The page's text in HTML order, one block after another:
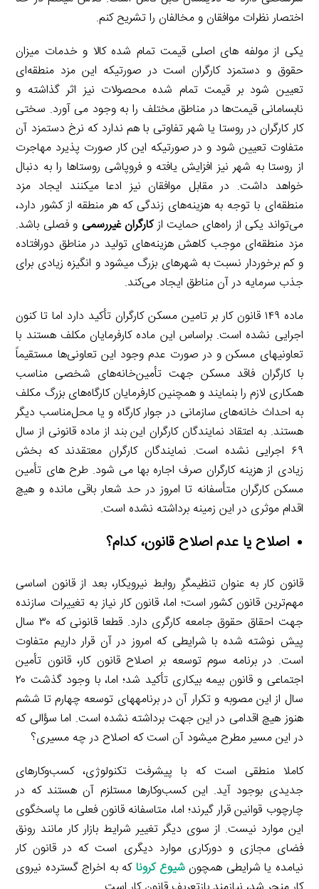
اختصار نظرات موافقان و مخالفان را تشریح کنم.
یکی از مولفه های اصلی قیمت تمام شده کالا و خدمات میزان
حقوق و دستمزد کارگران است در صورتی­که این مزد منطقه‌ای
تعیین شود بر قیمت تمام شده محصولات نیز اثر گذاشته و
نابسامانی قیمت‌ها در مناطق مختلف را به وجود می آورد. سختی
کار کارگران در روستا یا شهر تفاوتی با هم ندارد که نرخ دستمزد آن
متفاوت تعیین شود و در صورتی­که این کار صورت پذیرد مهاجرت
از روستا به شهر نیز افزایش یافته و فروپاشی روستاها را به دنبال
خواهد داشت. در مقابل موافقان نیز ادعا می­کنند ایجاد مزد
منطقه‌ای با توجه به هزینه‌های زندگی که هر منطقه از کشور دارد،
می‌تواند یکی از راه‌های حمایت ازکارگران غیررسمی و فصلی باشد.
مزد منطقه‌ای موجب کاهش هزینه‌های تولید در مناطق دورافتاده
و کم برخوردار نسبت به شهرهای بزرگ می­شود و انگیزه زیادی برای
جذب سرمایه در آن مناطق ایجاد می‌کند.
ماده ۱۴۹ قانون کار بر تامین مسکن کارگران تأکید دارد اما تا کنون
اجرایی نشده است. براساس این ماده کارفرمایان مکلف هستند با
تعاونی­های مسکن و در صورت عدم وجود این تعاونی‌ها مستقیماً
با کارگران فاقد مسکن جهت تأمین‌خانه‌های شخصی مناسب
همکاری لازم را بنمایند و همچنین کارفرمایان کارگاه‌های بزرگ مکلف
به احداث خانه‌های سازمانی در جوار کارگاه و یا محل‌مناسب دیگر
هستند. به اعتقاد نمایندگان کارگران این بند از ماده قانونی از سال
۶۹ اجرایی نشده است. نمایندگان کارگران معتقدند که بخش
زیادی از هزینه کارگران صرف اجاره بها می شود. طرح های تأمین
مسکن کارگران متأسفانه تا امروز در حد شعار باقی مانده و هیچ
اقدام موثری در این زمینه برداشته نشده است.
اصلاح یا عدم اصلاح قانون، کدام؟
قانون کار به عنوان تنظیم­گرِ روابط نیروی­کار، بعد از قانون اساسی
مهم‌ترین قانون کشور است؛ اما، قانون کار نیاز به تغییرات سازنده
جهت احقاق حقوق جامعه کارگری دارد. قطعا قانونی که ۳۰ سال
پیش نوشته شده با شرایطی که امروز در آن قرار داریم متفاوت
است. در برنامه سوم توسعه بر اصلاح قانون کار، قانون تأمین
اجتماعی و قانون بیمه بیکاری تأکید شد؛ اما، با وجود گذشت ۲۰
سال از این مصوبه و تکرار آن در برنامه­های توسعه چهارم تا ششم
هنوز هیچ اقدامی در این جهت برداشته نشده است. اما سؤالی که
در این مسیر مطرح می­شود آن است که اصلاح در چه مسیری؟
کاملا منطقی است که با پیشرفت تکنولوژی، کسب‌و‌کار‌های
جدیدی بوجود آید. این کسب‌و‌کار‌ها مستلزم آن هستند که در
چارچوب قوانین قرار گیرند؛ اما، متاسفانه قانون فعلی ما پاسخگوی
این موارد نیست. از سوی دیگر تغییر شرایط بازار کار مانند رونق
فضای مجازی و دورکاری موارد دیگری است که در قانون کار
نیامده یا شرایطی همچونشیوع کرونا که به اخراج گسترده نیروی